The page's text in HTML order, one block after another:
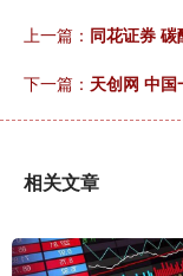
上一篇： 同花证券
下一篇： 天创网 中
相关文章